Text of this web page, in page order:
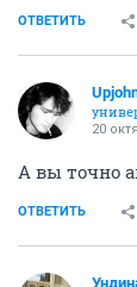
ОТВЕТИТЬ
20
А вы точно
ОТВЕТИТЬ